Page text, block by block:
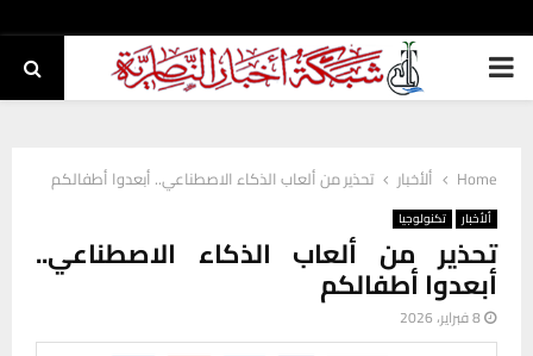
PRIMARY
Home ألأخبار تحذير من ألعاب الذكاء الاصطناعي.. أبعدوا أطفالكم
ألأخبار تكنولوجيا
تحذير من ألعاب الذكاء الاصطناعي..
أبعدوا أطفالكم
8 فبراير، 2026